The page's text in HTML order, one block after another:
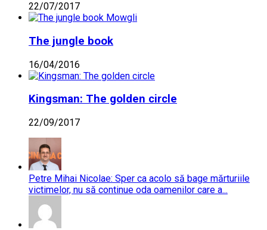
22/07/2017
The jungle book
16/04/2016
Kingsman: The golden circle
22/09/2017
Petre Mihai Nicolae: Sper ca acolo să bage mărturiile
victimelor, nu să continue oda oamenilor care a...